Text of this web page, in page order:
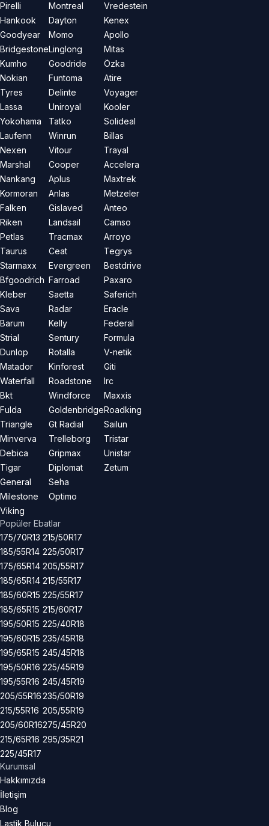
Pirelli
Hankook
Goodyear
Bridgestone
Kumho
Nokian
Tyres
Lassa
Yokohama
Laufenn
Nexen
Marshal
Nankang
Kormoran
Falken
Riken
Petlas
Taurus
Starmaxx
Bfgoodrich
Kleber
Sava
Barum
Strial
Dunlop
Matador
Waterfall
Bkt
Fulda
Triangle
Minverva
Debica
Tigar
General
Milestone
Viking
Montreal
Dayton
Momo
Linglong
Goodride
Funtoma
Delinte
Uniroyal
Tatko
Winrun
Vitour
Cooper
Aplus
Anlas
Gislaved
Landsail
Tracmax
Ceat
Evergreen
Farroad
Saetta
Radar
Kelly
Sentury
Rotalla
Kinforest
Roadstone
Windforce
Goldenbridge
Gt Radial
Trelleborg
Gripmax
Diplomat
Seha
Optimo
Vredestein
Kenex
Apollo
Mitas
Özka
Atire
Voyager
Kooler
Solideal
Billas
Trayal
Accelera
Maxtrek
Metzeler
Anteo
Camso
Arroyo
Tegrys
Bestdrive
Paxaro
Saferich
Eracle
Federal
Formula
V-netik
Giti
Irc
Maxxis
Roadking
Sailun
Tristar
Unistar
Zetum
Popüler Ebatlar
175/70R13
185/55R14
175/65R14
185/65R14
185/60R15
185/65R15
195/50R15
195/60R15
195/65R15
195/50R16
195/55R16
205/55R16
215/55R16
205/60R16
215/65R16
225/45R17
215/50R17
225/50R17
205/55R17
215/55R17
225/55R17
215/60R17
225/40R18
235/45R18
245/45R18
225/45R19
245/45R19
235/50R19
205/55R19
275/45R20
295/35R21
Kurumsal
Hakkımızda
İletişim
Blog
Lastik Bulucu